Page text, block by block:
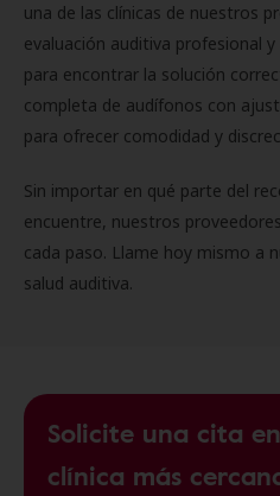
una de las clínicas de nuestros
evaluación auditiva profesional
para encontrar la solución
completa de audífonos con
para ofrecer comodidad y
Sin importar en qué parte del
encuentre, nuestros
cada paso. Llame hoy mismo a
salud auditiva.
Solicite una cita
clínica más